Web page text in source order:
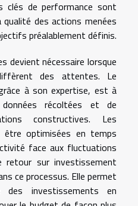
clés de performance sont
des actions menées
préalablement définis.
devient nécessaire lorsque
des attentes. Le
à son expertise, est à
récoltées et de
constructives. Les
être optimisées en temps
face aux fluctuations
retour sur investissement
ce processus. Elle permet
des investissements en